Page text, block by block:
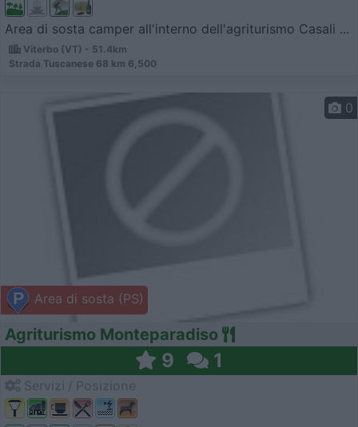
Area di sosta camper all'interno dell'agriturismo Casali ...
Viterbo (VT) - 51.4km
Strada Tuscanese 68 km 6,500
Area di sosta (PS)
0
Agriturismo Monteparadiso
9 1